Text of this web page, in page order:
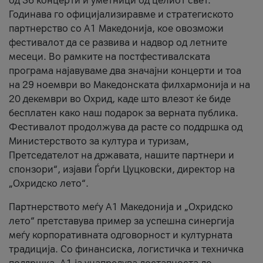
Годинава го официјализиравме и стратегиското
партнерство со А1 Македонија, кое овозможи
фестивалот да се развива и надвор од летните
месеци. Во рамките на постфестивалската
програма најавуваме два значајни концерти и тоа
на 29 ноември во Македонската филхармонија и на
20 декември во Охрид, каде што влезот ќе биде
бесплатен како наш подарок за верната публика.
Фестивалот продолжува да расте со поддршка од
Министерството за култура и туризам,
Претседателот на државата, нашите партнери и
спонзори“, изјави Ѓорѓи Цуцковски, директор на
„Охридско лето“.
Партнерството меѓу A1 Македонија и „Охридско
лето“ претставува пример за успешна синергија
меѓу корпоративната одговорност и културната
традиција. Со финансиска, логистичка и техничка